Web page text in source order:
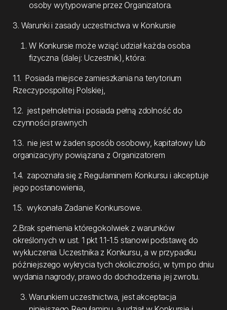
osoby wytypowane przez Organizatora.
3. Warunki i zasady uczestnictwa w Konkursie
W Konkursie może wziąć udział każda osoba
fizyczna (dalej: Uczestnik), która:
1.1. Posiada miejsce zamieszkania na terytorium
Rzeczypospolitej Polskiej,
1.2. jest pełnoletnia i posiada pełną zdolność do
czynności prawnych
1.3. nie jest w żaden sposób osobowy, kapitałowy lub
organizacyjny powiązana z Organizatorem
1.4. zapoznała się z Regulaminem Konkursu i akceptuje
jego postanowienia,
1.5. wykonała Zadanie Konkursowe.
2.Brak spełnienia któregokolwiek z warunków
określonych w ust. 1 pkt 1.1-1.5 stanowi podstawę do
wykluczenia Uczestnika z Konkursu, a w przypadku
późniejszego wykrycia tych okoliczności, w tym po dniu
wydania nagrody, prawo do dochodzenia jej zwrotu.
Warunkiem uczestnictwa, jest akceptacja